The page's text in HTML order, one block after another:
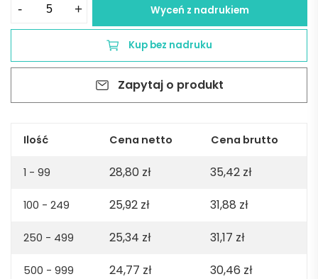
-
jersey
shirt.
organic
165gsm
Dark
+ Wyceń z nadrukiem
Kup bez nadruku
Zapytaj o produkt
Ilość Cena netto Cena brutto
1 - 99 28,80 zł 35,42 zł
100 - 249 25,92 zł 31,88 zł
250 - 499 25,34 zł 31,17 zł
500 - 999 24,77 zł 30,46 zł